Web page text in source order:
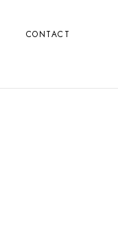
CONTACT